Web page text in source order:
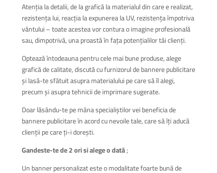
Atenția la detalii, de la grafică la materialul din care e realizat,
rezistența lui, reacția la expunerea la UV, rezistența împotriva
vântului – toate acestea vor contura o imagine profesională
sau, dimpotrivă, una proastă în fața potențialilor tăi clienți.
Optează întodeauna pentru cele mai bune produse, alege
grafică de calitate, discută cu furnizorul de bannere publicitare
și lasă-te sfătuit asupra materialului pe care să îl alegi,
precum și asupra tehnicii de imprimare sugerate.
Doar lăsându-te pe mâna specialiștilor vei beneficia de
bannere publicitare în acord cu nevoile tale, care să îți aducă
clienții pe care ți-i dorești.
Gandeste-te de 2 ori si alege o dată;
Un bannerpersonalizateste o modalitate foarte bună de